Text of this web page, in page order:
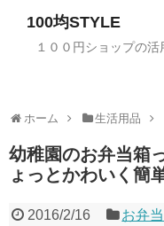
100均STYLE
１００円ショップの活
ホーム 生活用品
幼稚園のお弁当箱
ょっとかわいく簡
2016/2/16 お弁